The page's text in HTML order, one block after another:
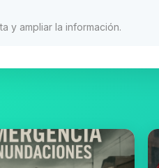
y ampliar la información.